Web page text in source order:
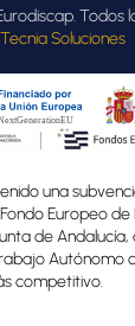
Todos
Soluciones
una
Europeo de
de
Autónomo
competitivo.